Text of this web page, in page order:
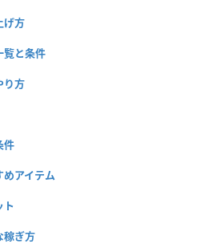
げ方
覧と条件
り方
件
アイテム
ト
稼ぎ方